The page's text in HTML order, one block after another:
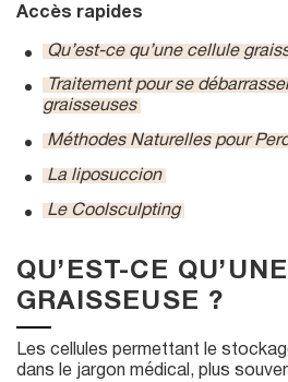
Accès rapides
Qu’est-ce qu’une cellule
Traitement pour se
graisseuses
Méthodes Naturelles pour
La liposuccion
Le Coolsculpting
QU’EST-CE
GRAISSEUSE ?
Les cellules permettant le
dans le jargon médical, plus